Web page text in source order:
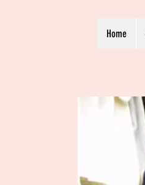
Home